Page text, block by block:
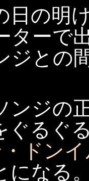
日の明
ターで
ジとの
ンジの
ぐるぐ
ドン
になる